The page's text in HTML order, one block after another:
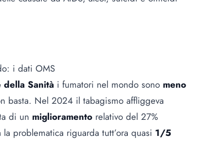
i dati OMS
Sanità i fumatori nel mondo sono meno
basta. Nel 2024 il tabagismo affliggeva
di un miglioramento relativo del 27%
problematica riguarda tutt’ora quasi 1/5